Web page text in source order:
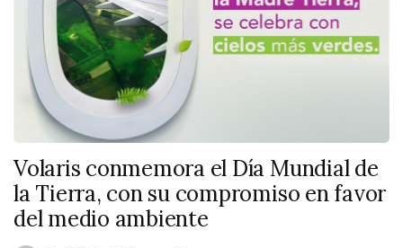
Volaris conmemora el Día Mundial de
la Tierra, con su compromiso en favor
del medio ambiente